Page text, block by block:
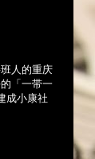
人的重庆
「一带一
成小康社